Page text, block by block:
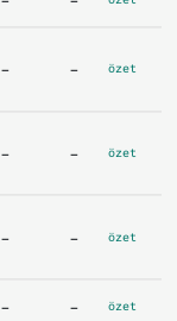
- - özet
- - özet
- - özet
- - özet